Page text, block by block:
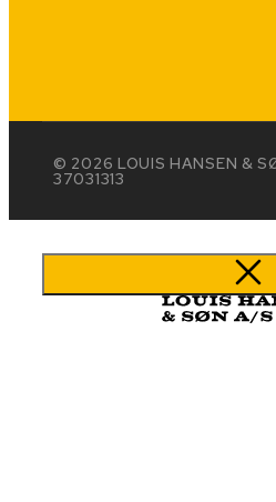
© 2026 LOUIS HANSEN &
37031313